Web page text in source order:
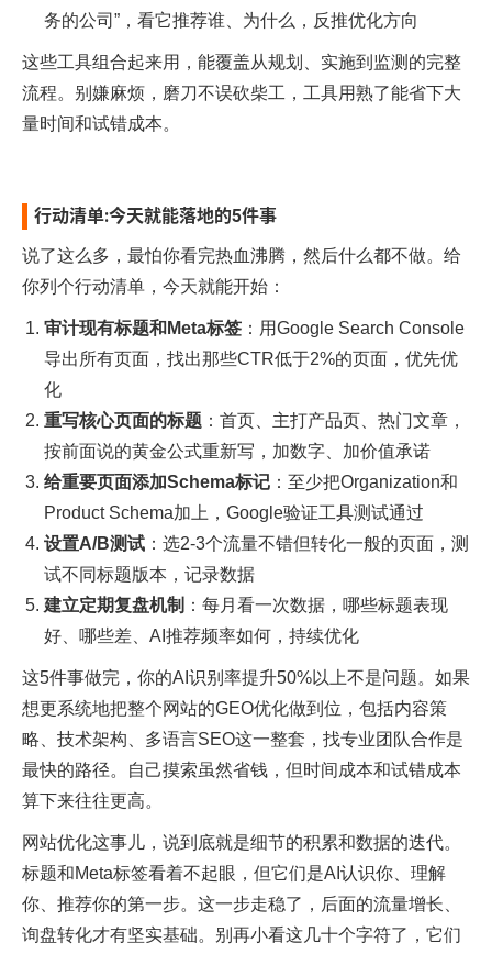
务的公司”，看它推荐谁、为什么，反推优化方向
这些工具组合起来用，能覆盖从规划、实施到监测的完整
流程。别嫌麻烦，磨刀不误砍柴工，工具用熟了能省下大
量时间和试错成本。
行动清单:今天就能落地的5件事
说了这么多，最怕你看完热血沸腾，然后什么都不做。给
你列个行动清单，今天就能开始：
审计现有标题和Meta标签 ：用Google Search Console
导出所有页面，找出那些CTR低于2%的页面，优先优
化
重写核心页面的标题 ：首页、主打产品页、热门文章，
按前面说的黄金公式重新写，加数字、加价值承诺
给重要页面添加Schema标记 ：至少把Organization和
Product Schema加上，Google验证工具测试通过
设置A/B测试 ：选2-3个流量不错但转化一般的页面，测
试不同标题版本，记录数据
建立定期复盘机制 ：每月看一次数据，哪些标题表现
好、哪些差、AI推荐频率如何，持续优化
这5件事做完，你的AI识别率提升50%以上不是问题。如果
想更系统地把整个网站的GEO优化做到位，包括内容策
略、技术架构、多语言SEO这一整套，找专业团队合作是
最快的路径。自己摸索虽然省钱，但时间成本和试错成本
算下来往往更高。
网站优化这事儿，说到底就是细节的积累和数据的迭代。
标题和Meta标签看着不起眼，但它们是AI认识你、理解
你、推荐你的第一步。这一步走稳了，后面的流量增长、
询盘转化才有坚实基础。别再小看这几十个字符了，它们